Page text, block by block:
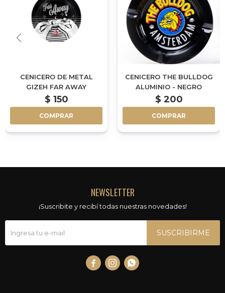
CENICERO DE METAL
GIZEH FAR AWAY
$ 150
COMPRAR
CENICERO THE BULLDOG
ALUMINIO - NEGRO
$ 200
COMPRAR
NEWSLETTER
¡Suscribite y recibí todas nuestras novedades!
SUSCRIBIRME
  